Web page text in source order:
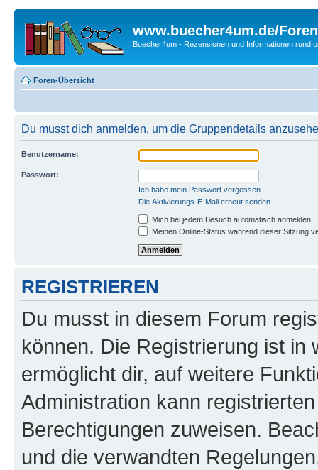
www.buecher4um.de/Foren
Buecher4um - Rezensionen und Informationen rund
Foren-Übersicht
Du musst dich anmelden, um die Gruppendetails
Benutzername:
Passwort:
Ich habe mein Passwort vergessen
Die Aktivierungs-E-Mail erneut senden
Mich bei jedem Besuch automatisch anmelden
Meinen Online-Status während dieser Sitzung
REGISTRIEREN
Du musst in diesem Forum
können. Die Registrierung ist in
ermöglicht dir, auf weitere
Administration kann
Berechtigungen zuweisen.
und die verwandten